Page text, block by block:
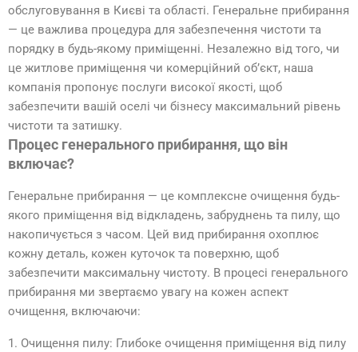
обслуговування в Києві та області. Генеральне прибирання
— це важлива процедура для забезпечення чистоти та
порядку в будь-якому приміщенні. Незалежно від того, чи
це житлове приміщення чи комерційний об’єкт, наша
компанія пропонує послуги високої якості, щоб
забезпечити вашій оселі чи бізнесу максимальний рівень
чистоти та затишку.
Процес генерального прибирання, що він
включає?
Генеральне прибирання — це комплексне очищення будь-
якого приміщення від відкладень, забруднень та пилу, що
накопичується з часом. Цей вид прибирання охоплює
кожну деталь, кожен куточок та поверхню, щоб
забезпечити максимальну чистоту. В процесі генерального
прибирання ми звертаємо увагу на кожен аспект
очищення, включаючи:
1. Очищення пилу: Глибоке очищення приміщення від пилу